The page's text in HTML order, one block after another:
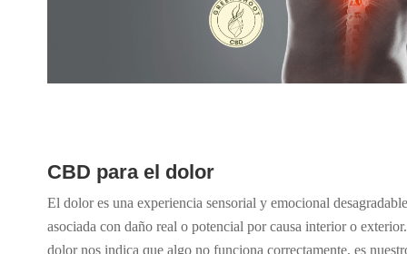
CBD para el dolor
El dolor es una experiencia sensorial y emocional desagradable
asociada con daño real o potencial por causa interior o
dolor nos indica que algo no funciona correctamente, es